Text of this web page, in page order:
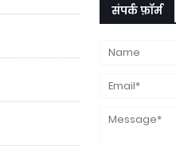
संपर्क फ़ॉर्म